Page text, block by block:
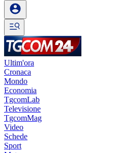
Ultim'ora
Cronaca
Mondo
Economia
TgcomLab
Televisione
TgcomMag
Video
Schede
Sport